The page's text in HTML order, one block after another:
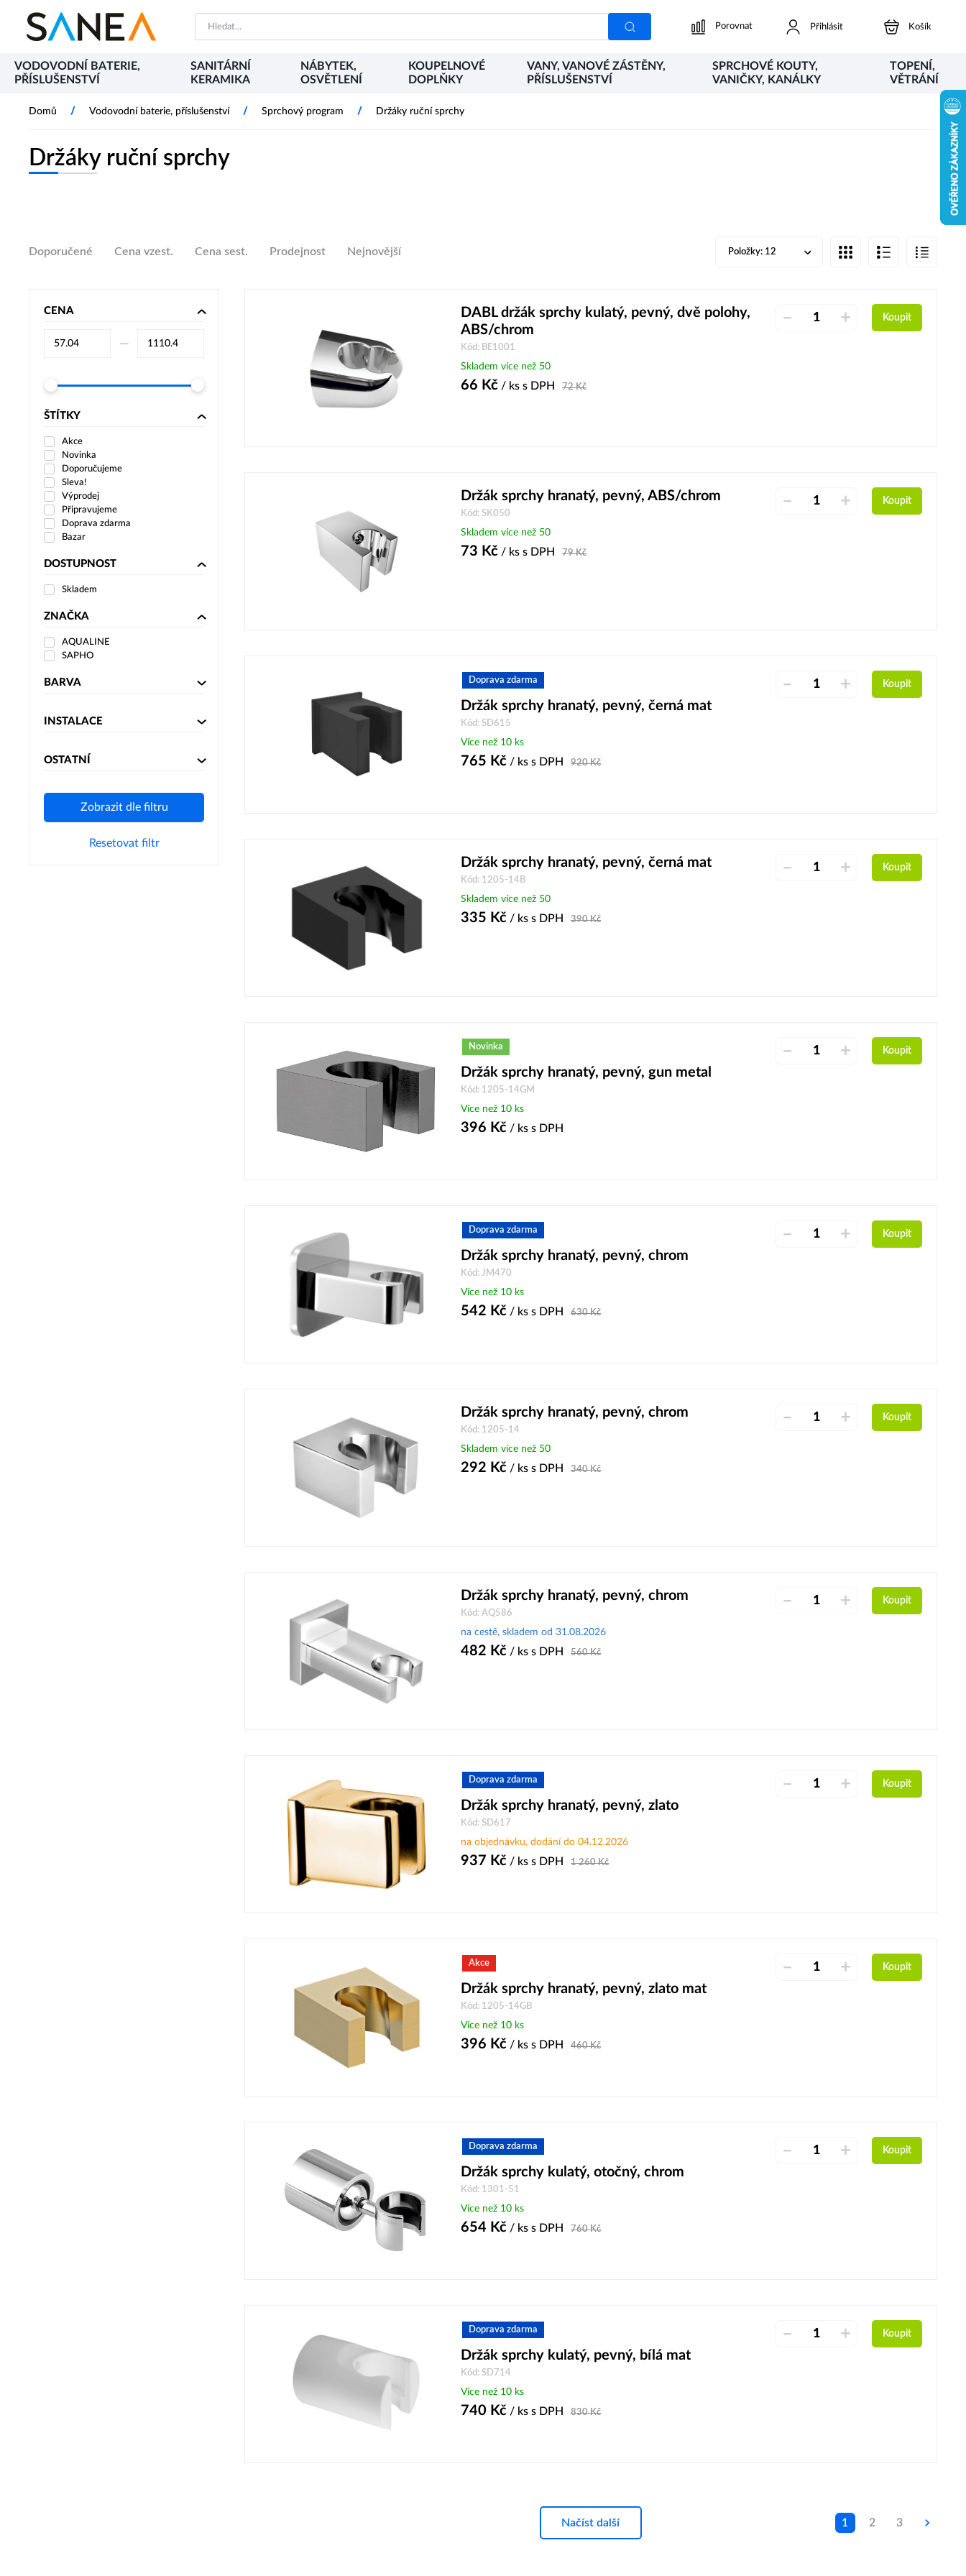
Porovnat Přihlásit Košík
VODOVODNÍ BATERIE,
PŘÍSLUŠENSTVÍ
SANITÁRNÍ
KERAMIKA
NÁBYTEK,
OSVĚTLENÍ
KOUPELNOVÉ
DOPLŇKY
VANY, VANOVÉ ZÁSTĚNY,
PŘÍSLUŠENSTVÍ
SPRCHOVÉ KOUTY,
VANIČKY, KANÁLKY
TOPENÍ,
VĚTRÁNÍ
Domů / Vodovodní baterie, příslušenství / Sprchový program / Držáky ruční sprchy
Držáky ruční sprchy
Doporučené Cena vzest. Cena sest. Prodejnost Nejnovější Položky: 12
CENA
–⁠
ŠTÍTKY
Akce
Novinka
Doporučujeme
Sleva!
Výprodej
Připravujeme
Doprava zdarma
Bazar
DOSTUPNOST
Skladem
ZNAČKA
AQUALINE
SAPHO
BARVA
INSTALACE
OSTATNÍ
Zobrazit dle filtru
Resetovat filtr
DABL držák sprchy kulatý, pevný, dvě polohy,
ABS/chrom
Kód: BE1001
Skladem více než 50
66 Kč / ks s DPH 72Kč
– + Koupit
Držák sprchy hranatý, pevný, ABS/chrom
Kód: SK050
Skladem více než 50
73 Kč / ks s DPH 79Kč
– + Koupit
Doprava zdarma
Držák sprchy hranatý, pevný, černá mat
Kód: SD615
Více než 10 ks
765 Kč / ks s DPH 920Kč
– + Koupit
Držák sprchy hranatý, pevný, černá mat
Kód: 1205-14B
Skladem více než 50
335 Kč / ks s DPH 390Kč
– + Koupit
Novinka
Držák sprchy hranatý, pevný, gun metal
Kód: 1205-14GM
Více než 10 ks
396 Kč / ks s DPH
– + Koupit
Doprava zdarma
Držák sprchy hranatý, pevný, chrom
Kód: JM470
Více než 10 ks
542 Kč / ks s DPH 630Kč
– + Koupit
Držák sprchy hranatý, pevný, chrom
Kód: 1205-14
Skladem více než 50
292 Kč / ks s DPH 340Kč
– + Koupit
Držák sprchy hranatý, pevný, chrom
Kód: AQ586
na cestě, skladem od 31.08.2026
482 Kč / ks s DPH 560Kč
– + Koupit
Doprava zdarma
Držák sprchy hranatý, pevný, zlato
Kód: SD617
na objednávku, dodání do 04.12.2026
937 Kč / ks s DPH 1 260Kč
– + Koupit
Akce
Držák sprchy hranatý, pevný, zlato mat
Kód: 1205-14GB
Více než 10 ks
396 Kč / ks s DPH 460Kč
– + Koupit
Doprava zdarma
Držák sprchy kulatý, otočný, chrom
Kód: 1301-51
Více než 10 ks
654 Kč / ks s DPH 760Kč
– + Koupit
Doprava zdarma
Držák sprchy kulatý, pevný, bílá mat
Kód: SD714
Více než 10 ks
740 Kč / ks s DPH 830Kč
– + Koupit
Načíst další 1 2 3